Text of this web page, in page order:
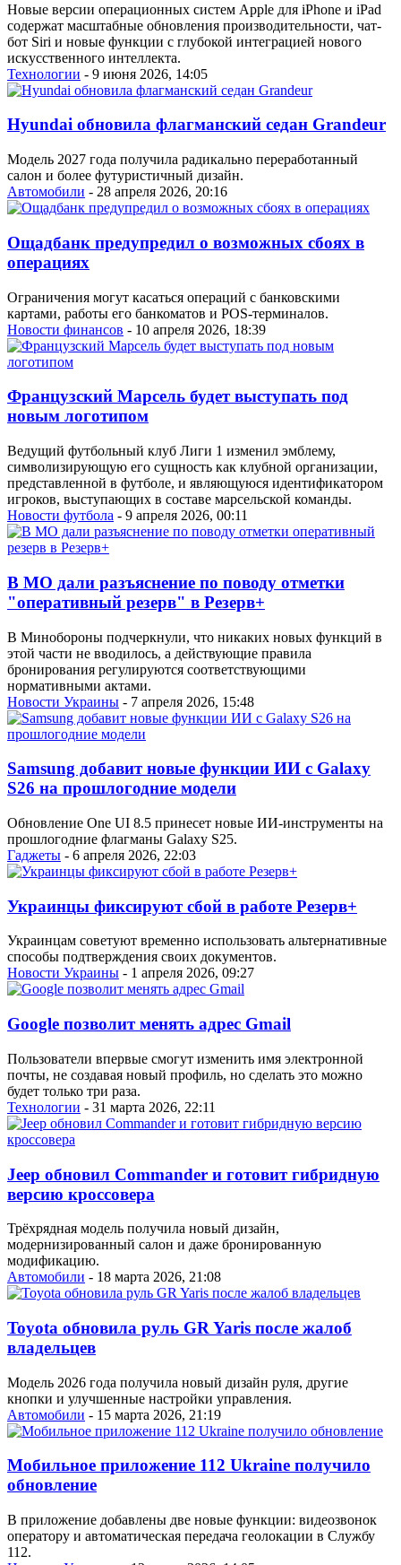
Новые версии операционных систем Apple для iPhone и iPad
содержат масштабные обновления производительности, чат-
бот Siri и новые функции с глубокой интеграцией нового
искусственного интеллекта.
Технологии - 9 июня 2026, 14:05
Hyundai обновила флагманский седан Grandeur
Модель 2027 года получила радикально переработанный
салон и более футуристичный дизайн.
Автомобили - 28 апреля 2026, 20:16
Ощадбанк предупредил о возможных сбоях в
операциях
Ограничения могут касаться операций с банковскими
картами, работы его банкоматов и POS-терминалов.
Новости финансов - 10 апреля 2026, 18:39
Французский Марсель будет выступать под
новым логотипом
Ведущий футбольный клуб Лиги 1 изменил эмблему,
символизирующую его сущность как клубной организации,
представленной в футболе, и являющуюся идентификатором
игроков, выступающих в составе марсельской команды.
Новости футбола - 9 апреля 2026, 00:11
В МО дали разъяснение по поводу отметки
"оперативный резерв" в Резерв+
В Минобороны подчеркнули, что никаких новых функций в
этой части не вводилось, а действующие правила
бронирования регулируются соответствующими
нормативными актами.
Новости Украины - 7 апреля 2026, 15:48
Samsung добавит новые функции ИИ с Galaxy
S26 на прошлогодние модели
Обновление One UI 8.5 принесет новые ИИ-инструменты на
прошлогодние флагманы Galaxy S25.
Гаджеты - 6 апреля 2026, 22:03
Украинцы фиксируют сбой в работе Резерв+
Украинцам советуют временно использовать альтернативные
способы подтверждения своих документов.
Новости Украины - 1 апреля 2026, 09:27
Google позволит менять адрес Gmail
Пользователи впервые смогут изменить имя электронной
почты, не создавая новый профиль, но сделать это можно
будет только три раза.
Технологии - 31 марта 2026, 22:11
Jeep обновил Commander и готовит гибридную
версию кроссовера
Трёхрядная модель получила новый дизайн,
модернизированный салон и даже бронированную
модификацию.
Автомобили - 18 марта 2026, 21:08
Toyota обновила руль GR Yaris после жалоб
владельцев
Модель 2026 года получила новый дизайн руля, другие
кнопки и улучшенные настройки управления.
Автомобили - 15 марта 2026, 21:19
Мобильное приложение 112 Ukraine получило
обновление
В приложение добавлены две новые функции: видеозвонок
оператору и автоматическая передача геолокации в Службу
112.